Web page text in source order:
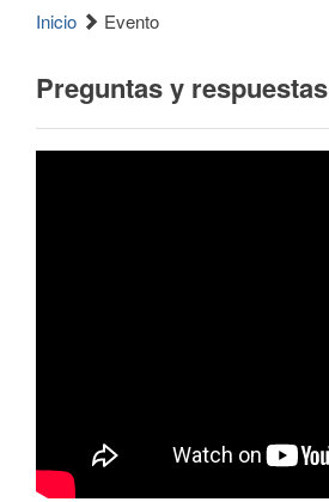
Inicio Evento
Preguntas y respuestas